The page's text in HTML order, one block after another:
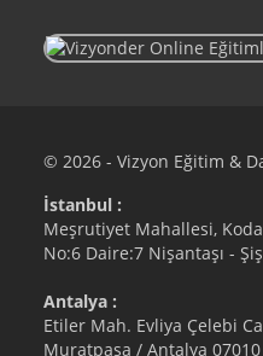
© 2026 - Vizyon Eğitim &
İstanbul :
Meşrutiyet Mahallesi,
No:6 Daire:7 Nişantaşı -
Antalya :
Etiler Mah. Evliya Çelebi
Muratpaşa / Antalya 07010